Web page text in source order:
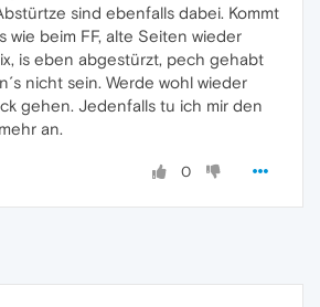
sind ebenfalls dabei. Kommt
wie beim FF, alte Seiten wieder
is eben abgestürzt, pech gehabt
nicht sein. Werde wohl wieder
gehen. Jedenfalls tu ich mir den
an.
0